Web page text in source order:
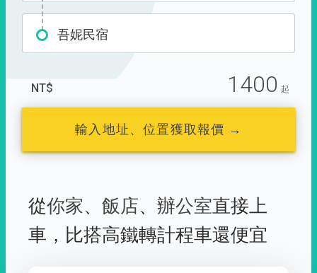
吾妮民宿
NT$ 1400 起
輸入地址、位置獲取報價 →
從你家、 飯店、 辦公室直接上
車， 比搭高鐵轉計程車還便宜